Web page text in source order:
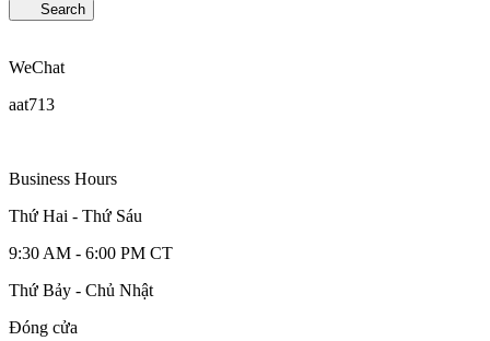
Search
WeChat
aat713
Business Hours
Thứ Hai - Thứ Sáu
9:30 AM - 6:00 PM CT
Thứ Bảy - Chủ Nhật
Đóng cửa